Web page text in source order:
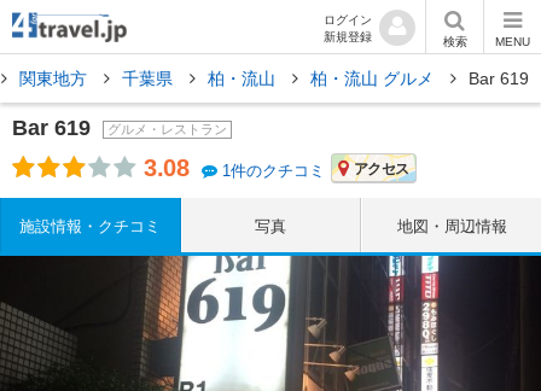
ログイン
新規登録
検索 MENU
関東地方 千葉県 柏・流山 柏・流山 グルメ Bar 619
Bar 619 グルメ・レストラン
3.08 1件のクチコミ アクセス
施設情報・クチコミ 写真 地図・周辺情報